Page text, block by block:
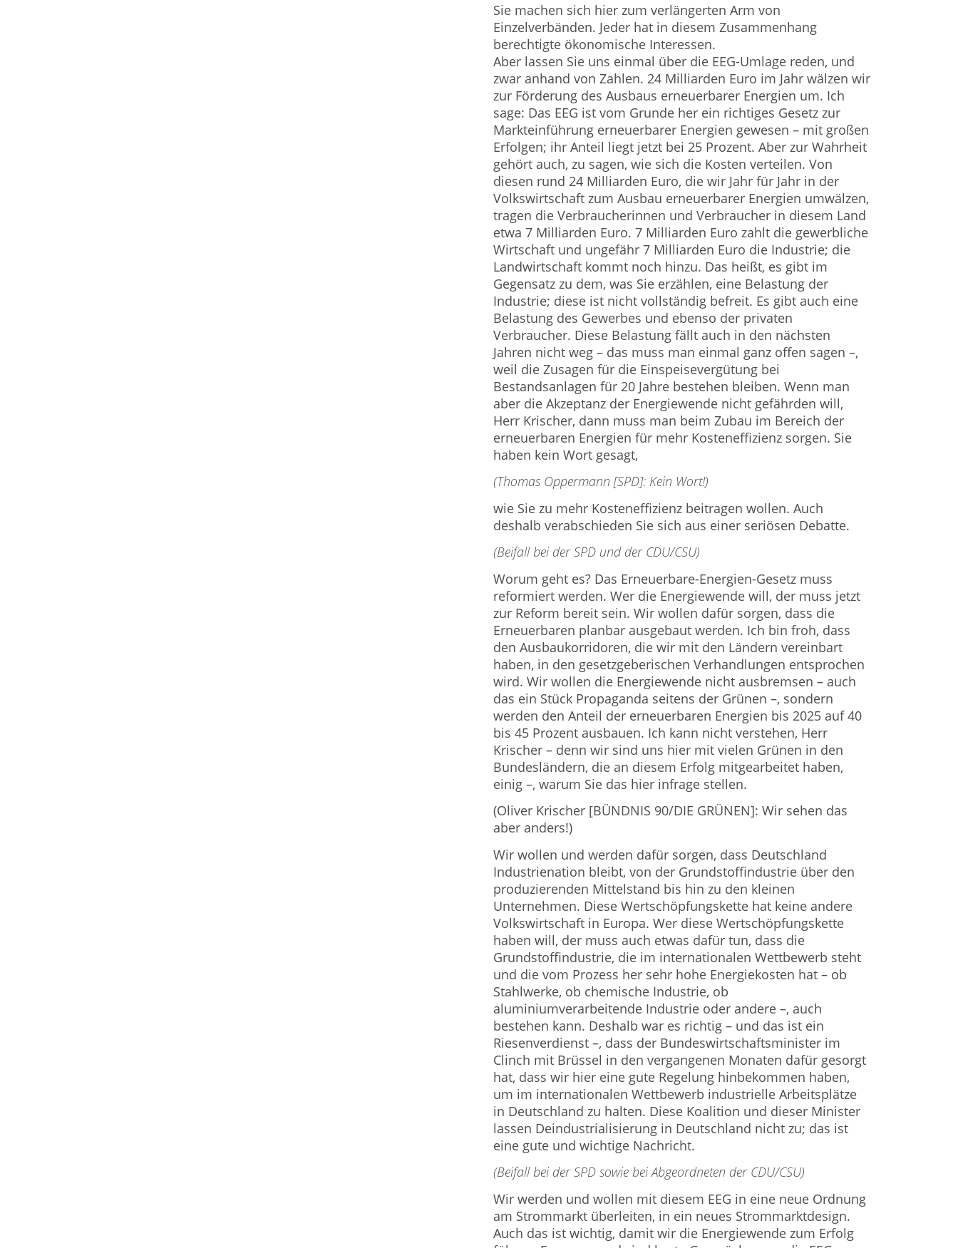
Sie machen sich hier zum verlängerten Arm von
Einzelverbänden. Jeder hat in diesem Zusammenhang
berechtigte ökonomische Interessen.
Aber lassen Sie uns einmal über die EEG-Umlage reden, und
zwar anhand von Zahlen. 24 Milliarden Euro im Jahr wälzen wir
zur Förderung des Ausbaus erneuerbarer Energien um. Ich
sage: Das EEG ist vom Grunde her ein richtiges Gesetz zur
Markteinführung erneuerbarer Energien gewesen – mit großen
Erfolgen; ihr Anteil liegt jetzt bei 25 Prozent. Aber zur Wahrheit
gehört auch, zu sagen, wie sich die Kosten verteilen. Von
diesen rund 24 Milliarden Euro, die wir Jahr für Jahr in der
Volkswirtschaft zum Ausbau erneuerbarer Energien umwälzen,
tragen die Verbraucherinnen und Verbraucher in diesem Land
etwa 7 Milliarden Euro. 7 Milliarden Euro zahlt die gewerbliche
Wirtschaft und ungefähr 7 Milliarden Euro die Industrie; die
Landwirtschaft kommt noch hinzu. Das heißt, es gibt im
Gegensatz zu dem, was Sie erzählen, eine Belastung der
Industrie; diese ist nicht vollständig befreit. Es gibt auch eine
Belastung des Gewerbes und ebenso der privaten
Verbraucher. Diese Belastung fällt auch in den nächsten
Jahren nicht weg – das muss man einmal ganz offen sagen –,
weil die Zusagen für die Einspeisevergütung bei
Bestandsanlagen für 20 Jahre bestehen bleiben. Wenn man
aber die Akzeptanz der Energiewende nicht gefährden will,
Herr Krischer, dann muss man beim Zubau im Bereich der
erneuerbaren Energien für mehr Kosteneffizienz sorgen. Sie
haben kein Wort gesagt,
(Thomas Oppermann [SPD]: Kein Wort!)
wie Sie zu mehr Kosteneffizienz beitragen wollen. Auch
deshalb verabschieden Sie sich aus einer seriösen Debatte.
(Beifall bei der SPD und der CDU/CSU)
Worum geht es? Das Erneuerbare-Energien-Gesetz muss
reformiert werden. Wer die Energiewende will, der muss jetzt
zur Reform bereit sein. Wir wollen dafür sorgen, dass die
Erneuerbaren planbar ausgebaut werden. Ich bin froh, dass
den Ausbaukorridoren, die wir mit den Ländern vereinbart
haben, in den gesetzgeberischen Verhandlungen entsprochen
wird. Wir wollen die Energiewende nicht ausbremsen – auch
das ein Stück Propaganda seitens der Grünen –, sondern
werden den Anteil der erneuerbaren Energien bis 2025 auf 40
bis 45 Prozent ausbauen. Ich kann nicht verstehen, Herr
Krischer – denn wir sind uns hier mit vielen Grünen in den
Bundesländern, die an diesem Erfolg mitgearbeitet haben,
einig –, warum Sie das hier infrage stellen.
(Oliver Krischer [BÜNDNIS 90/DIE GRÜNEN]: Wir sehen das
aber anders!)
Wir wollen und werden dafür sorgen, dass Deutschland
Industrienation bleibt, von der Grundstoffindustrie über den
produzierenden Mittelstand bis hin zu den kleinen
Unternehmen. Diese Wertschöpfungskette hat keine andere
Volkswirtschaft in Europa. Wer diese Wertschöpfungskette
haben will, der muss auch etwas dafür tun, dass die
Grundstoffindustrie, die im internationalen Wettbewerb steht
und die vom Prozess her sehr hohe Energiekosten hat – ob
Stahlwerke, ob chemische Industrie, ob
aluminiumverarbeitende Industrie oder andere –, auch
bestehen kann. Deshalb war es richtig – und das ist ein
Riesenverdienst –, dass der Bundeswirtschaftsminister im
Clinch mit Brüssel in den vergangenen Monaten dafür gesorgt
hat, dass wir hier eine gute Regelung hinbekommen haben,
um im internationalen Wettbewerb industrielle Arbeitsplätze
in Deutschland zu halten. Diese Koalition und dieser Minister
lassen Deindustrialisierung in Deutschland nicht zu; das ist
eine gute und wichtige Nachricht.
(Beifall bei der SPD sowie bei Abgeordneten der CDU/CSU)
Wir werden und wollen mit diesem EEG in eine neue Ordnung
am Strommarkt überleiten, in ein neues Strommarktdesign.
Auch das ist wichtig, damit wir die Energiewende zum Erfolg